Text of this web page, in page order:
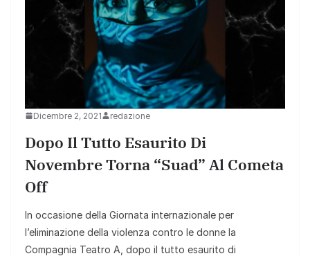
Dicembre 2, 2021 redazione
Dopo Il Tutto Esaurito Di
Novembre Torna “Suad” Al Cometa
Off
In occasione della Giornata internazionale per
l’eliminazione della violenza contro le donne la
Compagnia Teatro A, dopo il tutto esaurito di